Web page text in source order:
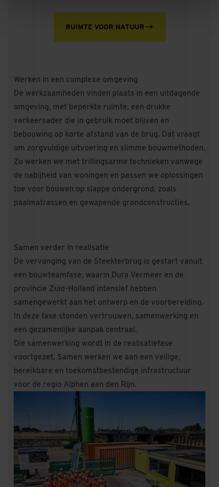
RUIMTE VOOR NATUUR
Werken in een complexe omgeving
De werkzaamheden vinden plaats in een uitdagende
omgeving, met beperkte ruimte, een drukke
verkeersader die in gebruik moet blijven en
bebouwing op korte afstand van de brug. Dat vraagt
om zorgvuldige uitvoering en slimme bouwmethoden.
Zo werken we met trillingsarme technieken vanwege
de nabijheid van woningen en passen we oplossingen
toe voor bouwen op slappe ondergrond, zoals
paalmatrassen en gewapende grondconstructies.
Samen verder in realisatie
De vervanging van de Steekterbrug is gestart vanuit
een bouwteamfase, waarin Dura Vermeer en de
provincie Zuid-Holland intensief hebben
samengewerkt aan het ontwerp en de voorbereiding.
In deze fase stonden vertrouwen, samenwerking en
een gezamenlijke aanpak centraal.
Die samenwerking wordt in de realisatiefase
voortgezet. Samen werken we aan een veilige,
bereikbare en toekomstbestendige infrastructuur
voor de regio Alphen aan den Rijn.